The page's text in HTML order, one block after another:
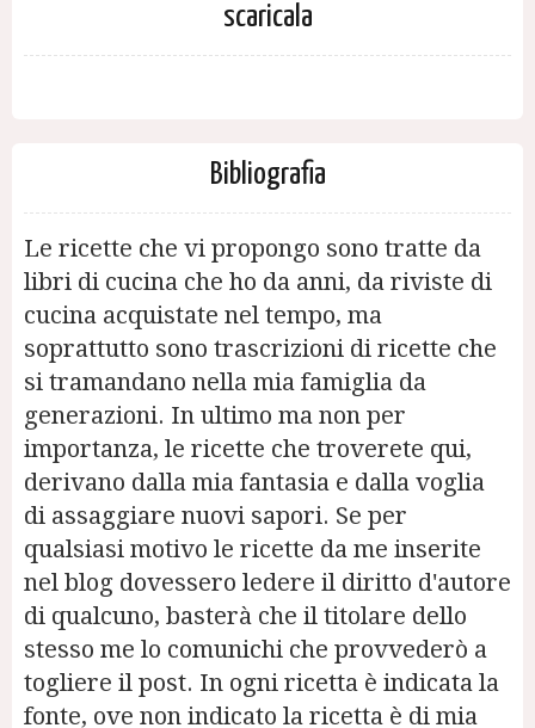
scaricala
Bibliografia
Le ricette che vi propongo sono tratte da
libri di cucina che ho da anni, da riviste di
cucina acquistate nel tempo, ma
soprattutto sono trascrizioni di ricette che
si tramandano nella mia famiglia da
generazioni. In ultimo ma non per
importanza, le ricette che troverete qui,
derivano dalla mia fantasia e dalla voglia
di assaggiare nuovi sapori. Se per
qualsiasi motivo le ricette da me inserite
nel blog dovessero ledere il diritto d'autore
di qualcuno, basterà che il titolare dello
stesso me lo comunichi che provvederò a
togliere il post. In ogni ricetta è indicata la
fonte, ove non indicato la ricetta è di mia